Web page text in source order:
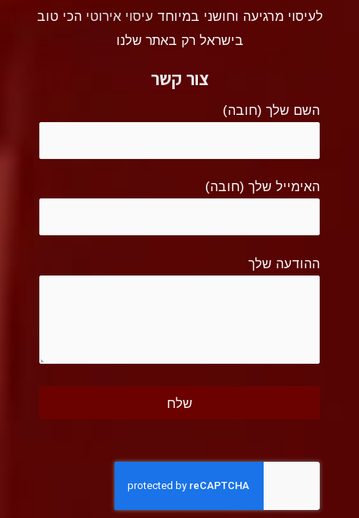
לעיסוי מרגיעה וחושני במיוחדעיסוי אירוטי הכי טוב
בישראל רק באתר שלנו
צור קשר
השם שלך (חובה)
האימייל שלך (חובה)
ההודעה שלך